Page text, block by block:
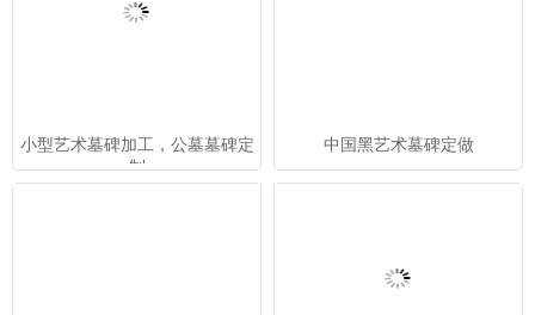
小型艺术墓碑加工，公墓墓碑定
制
中国黑艺术墓碑定做